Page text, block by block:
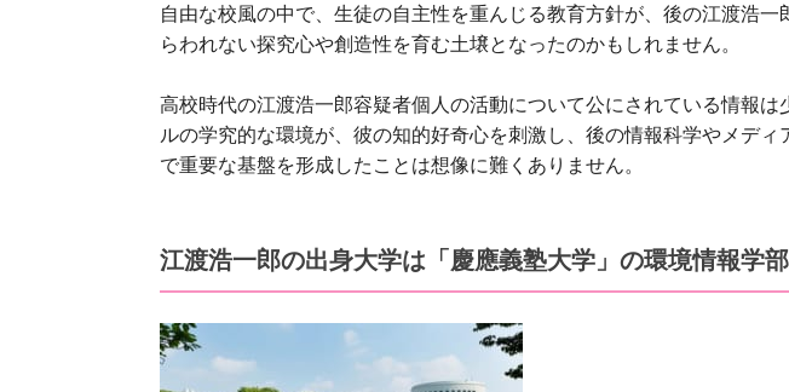
自由な校風の中で、生徒の自主性を重んじる教育方針が、後の江渡浩一
らわれない探究心や創造性を育む土壌となったのかもしれません。
高校時代の江渡浩一郎容疑者個人の活動について公にされている情報は
ルの学究的な環境が、彼の知的好奇心を刺激し、後の情報科学やメディ
で重要な基盤を形成したことは想像に難くありません。
江渡浩一郎の出身大学は「慶應義塾大学」の環境情報学部